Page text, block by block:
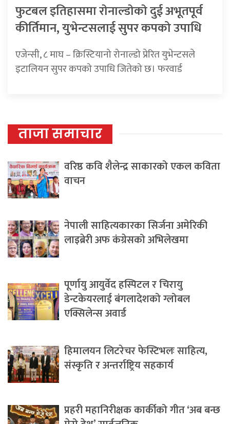
फुटबल इतिहासमा राेनाल्डाेकाे दुई अभूतपूर्व
कीर्तिमान, युभेन्टसलाई सुपर कपको उपाधि
एजेन्सी, ८ माघ – क्रिस्टियानो रोनाल्डो प्रेरित युभेन्टसले
इटालियन सुपर कपको उपाधि जितेको छ। फरवार्ड
ताजा समाचार
वरिष्ठ कवि शैलेन्द्र साकारको एकल कविता
वाचन
नेपाली साहित्यकारका सिर्जना अमेरिकी
लाइब्रेरी अफ कंग्रेसको अभिलेखमा
पूर्णायु आयुर्वेद हस्पिटल र चिरायु
डेन्टकेयरलाई बंगलादेशको ग्लोबल
एक्सिलेन्स अवार्ड
हिमालयन लिटरेचर फेस्टिभलः साहित्य,
संस्कृति र अन्तर्राष्ट्रिय सहकार्य
प्रहरी महानिरीक्षक कार्कीको गीत ‘अब बन्छ